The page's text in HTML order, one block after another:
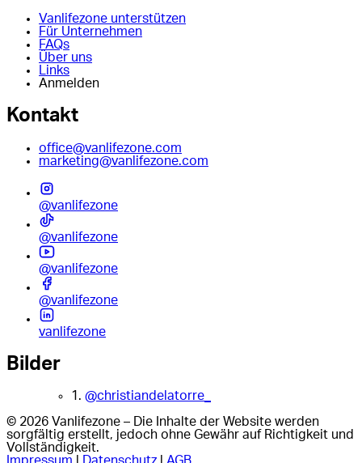
Vanlifezone unterstützen
Für Unternehmen
FAQs
Über uns
Links
Anmelden
Kontakt
office@vanlifezone.com
marketing@vanlifezone.com
@vanlifezone
@vanlifezone
@vanlifezone
@vanlifezone
vanlifezone
Bilder
1. @christiandelatorre_
© 2026 Vanlifezone – Die Inhalte der Website werden
sorgfältig erstellt, jedoch ohne Gewähr auf Richtigkeit und
Vollständigkeit.